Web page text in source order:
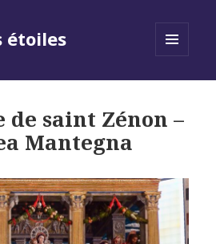
étoiles
de saint Zénon –
Mantegna